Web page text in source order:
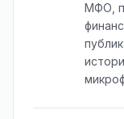
МФО,